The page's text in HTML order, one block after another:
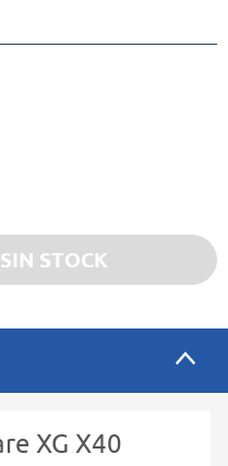
STOCK
XG X40